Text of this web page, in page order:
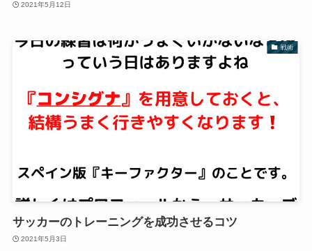
2021年5月12日
戦術
サッカーのトレーニングを成功させるコツ
2021年5月3日